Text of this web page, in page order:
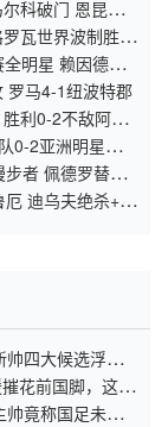
科破门 恩昆库
瓦世界波制胜穆
明星 赖因德斯
罗马4-1纽波特郡
利0-2不敌阿尔
2亚洲明星联，
者 佩德罗替补3
迪乌夫绝杀+双
帅四大候选浮
花前国脚，这套
帅竟称国足未来